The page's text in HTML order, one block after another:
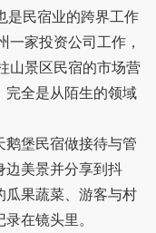
是民宿业的跨界工作
一家投资公司工作，
山景区民宿的市场营
完全是从陌生的领域
鹅堡民宿做接待与管
边美景并分享到抖
瓜果蔬菜、游客与村
在镜头里。